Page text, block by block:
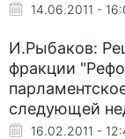
14.06.2011 -
И.Рыбаков:
фракции
следующей
16.02.2011 -